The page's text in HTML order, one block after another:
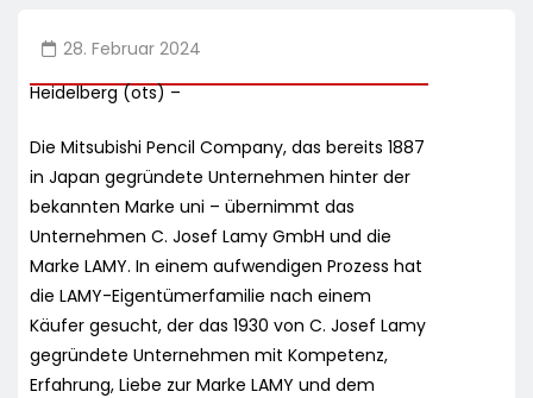
28. Februar 2024
Heidelberg (ots) –
Die Mitsubishi Pencil Company, das bereits 1887
in Japan gegründete Unternehmen hinter der
bekannten Marke uni – übernimmt das
Unternehmen C. Josef Lamy GmbH und die
Marke LAMY. In einem aufwendigen Prozess hat
die LAMY-Eigentümerfamilie nach einem
Käufer gesucht, der das 1930 von C. Josef Lamy
gegründete Unternehmen mit Kompetenz,
Erfahrung, Liebe zur Marke LAMY und dem